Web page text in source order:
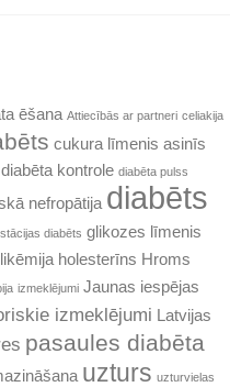
ēšana Attiecībās ar partneri celiakija
cukura līmenis asinīs
diabēta kontrole diabēta pulss
nefropātija diabēts
diabēts glikozes līmenis
holesterīns Hroms
izmeklējumi Jaunas iespējas
izmeklējumi Latvijas
pasaules diabēta
uzturs uzturvielas